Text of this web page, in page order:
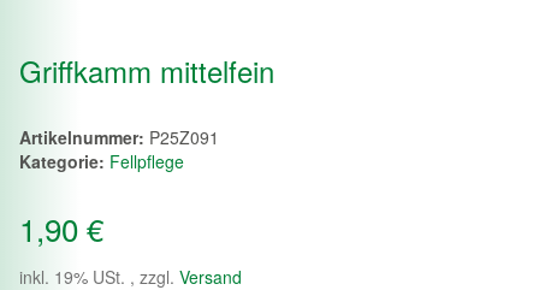
Griffkamm mittelfein
Artikelnummer: P25Z091
Kategorie: Fellpflege
1,90 €
inkl. 19% USt. , zzgl. Versand